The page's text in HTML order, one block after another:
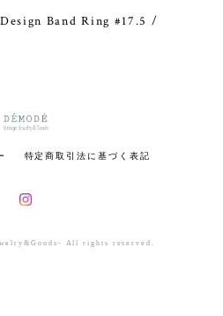
Band Ring #17.5 /
特定商取引法に基づく表記
All rights reserved.